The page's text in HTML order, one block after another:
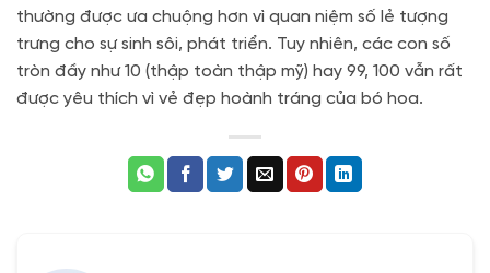
thường được ưa chuộng hơn vì quan niệm số lẻ tượng
trưng cho sự sinh sôi, phát triển. Tuy nhiên, các con số
tròn đầy như 10 (thập toàn thập mỹ) hay 99, 100 vẫn rất
được yêu thích vì vẻ đẹp hoành tráng của bó hoa.